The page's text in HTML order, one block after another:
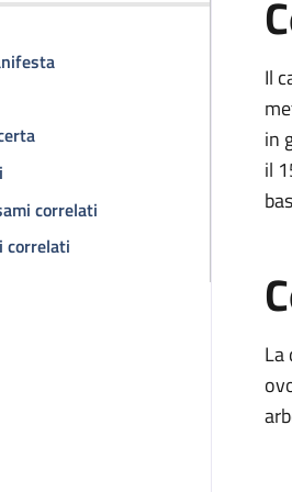
Carcinoma basocellulare
della pagina Carcinoma
pagina Carcinoma basocellulare
della pagina Carcinoma
della pagina Carcinoma basocellulare
correlati della pagina Carcinoma
correlati
Il
in
il
La